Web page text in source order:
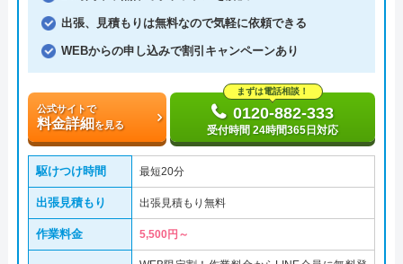
出張、見積もりは無料なので気軽に依頼できる
WEBからの申し込みで割引キャンペーンあり
公式サイトで
料金詳細を見る
まずは電話相談！
0120-882-333
受付時間 24時間365日対応
駆けつけ時間 最短20分
出張見積もり 出張見積もり無料
作業料金 5,500円～